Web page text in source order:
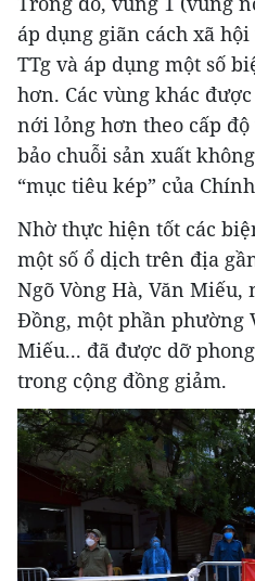
áp dụng giãn cách xã hội
TTg và áp dụng một số
hơn. Các vùng khác
nới lỏng hơn theo cấp
bảo chuỗi sản xuất
“mục tiêu kép” của
Nhờ thực hiện tốt các
một số ổ dịch trên địa
Ngõ Vòng Hà, Văn Miếu,
Đồng, một phần phường
Miếu... đã được dỡ
trong cộng đồng giảm.